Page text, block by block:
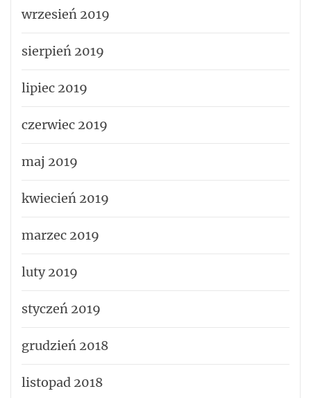
wrzesień 2019
sierpień 2019
lipiec 2019
czerwiec 2019
maj 2019
kwiecień 2019
marzec 2019
luty 2019
styczeń 2019
grudzień 2018
listopad 2018